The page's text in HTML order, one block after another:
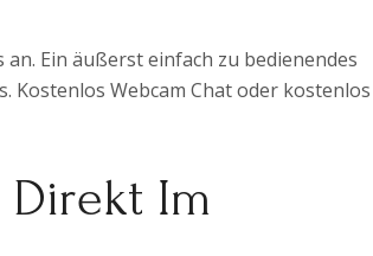
Ein äußerst einfach zu bedienendes
Kostenlos Webcam Chat oder kostenlos
Im